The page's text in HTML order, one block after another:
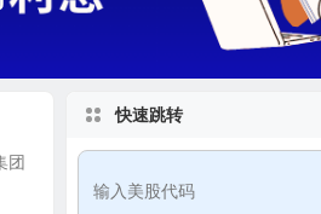
团
快速跳转